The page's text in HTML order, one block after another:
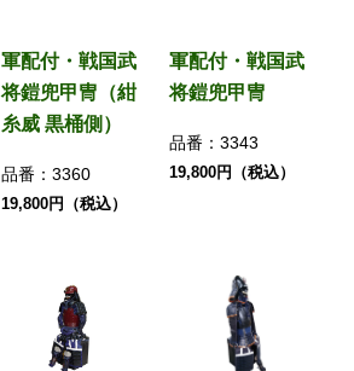
軍配付・戦国武
将鎧兜甲冑（紺
糸威 黒桶側）
品番：3360
19,800円（税込）
軍配付・戦国武
将鎧兜甲冑
品番： 3343
19,800円（税込）